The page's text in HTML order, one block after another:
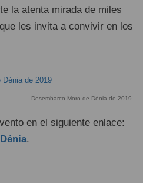
la atenta mirada de miles
les invita a convivir en los
Desembarco Moro de Dénia de 2019
en el siguiente enlace:
.